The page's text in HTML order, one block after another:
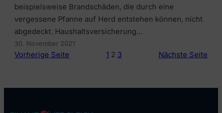
beispielsweise Brandschäden, die durch eine
vergessene Pfanne auf Herd entstehen können, nicht
abgedeckt. Haushaltsversicherung…
30. November 2021
Vorherige Seite 1 2 3 Nächste Seite